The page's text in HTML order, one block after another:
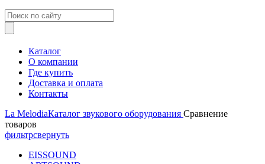
Каталог
О компании
Где купить
Доставка и оплата
Контакты
La MelodiaКаталог звукового оборудования Сравнение
товаров
фильтрсвернуть
EISSOUND